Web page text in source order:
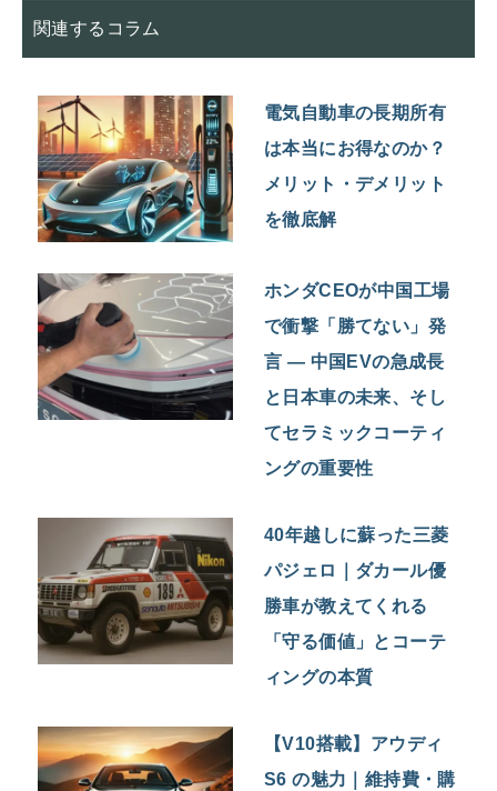
関連するコラム
電気自動車の長期所有
は本当にお得なのか？
メリット・デメリット
を徹底解
ホンダCEOが中国工場
で衝撃「勝てない」発
言 — 中国EVの急成長
と日本車の未来、そし
てセラミックコーティ
ングの重要性
40年越しに蘇った三菱
パジェロ｜ダカール優
勝車が教えてくれる
「守る価値」とコーテ
ィングの本質
【V10搭載】アウディ
S6 の魅力｜維持費・購